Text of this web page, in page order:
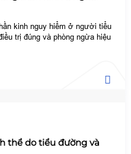
kinh nguy hiểm ở người tiểu
trị đúng và phòng ngừa hiệu
thể do tiểu đường và